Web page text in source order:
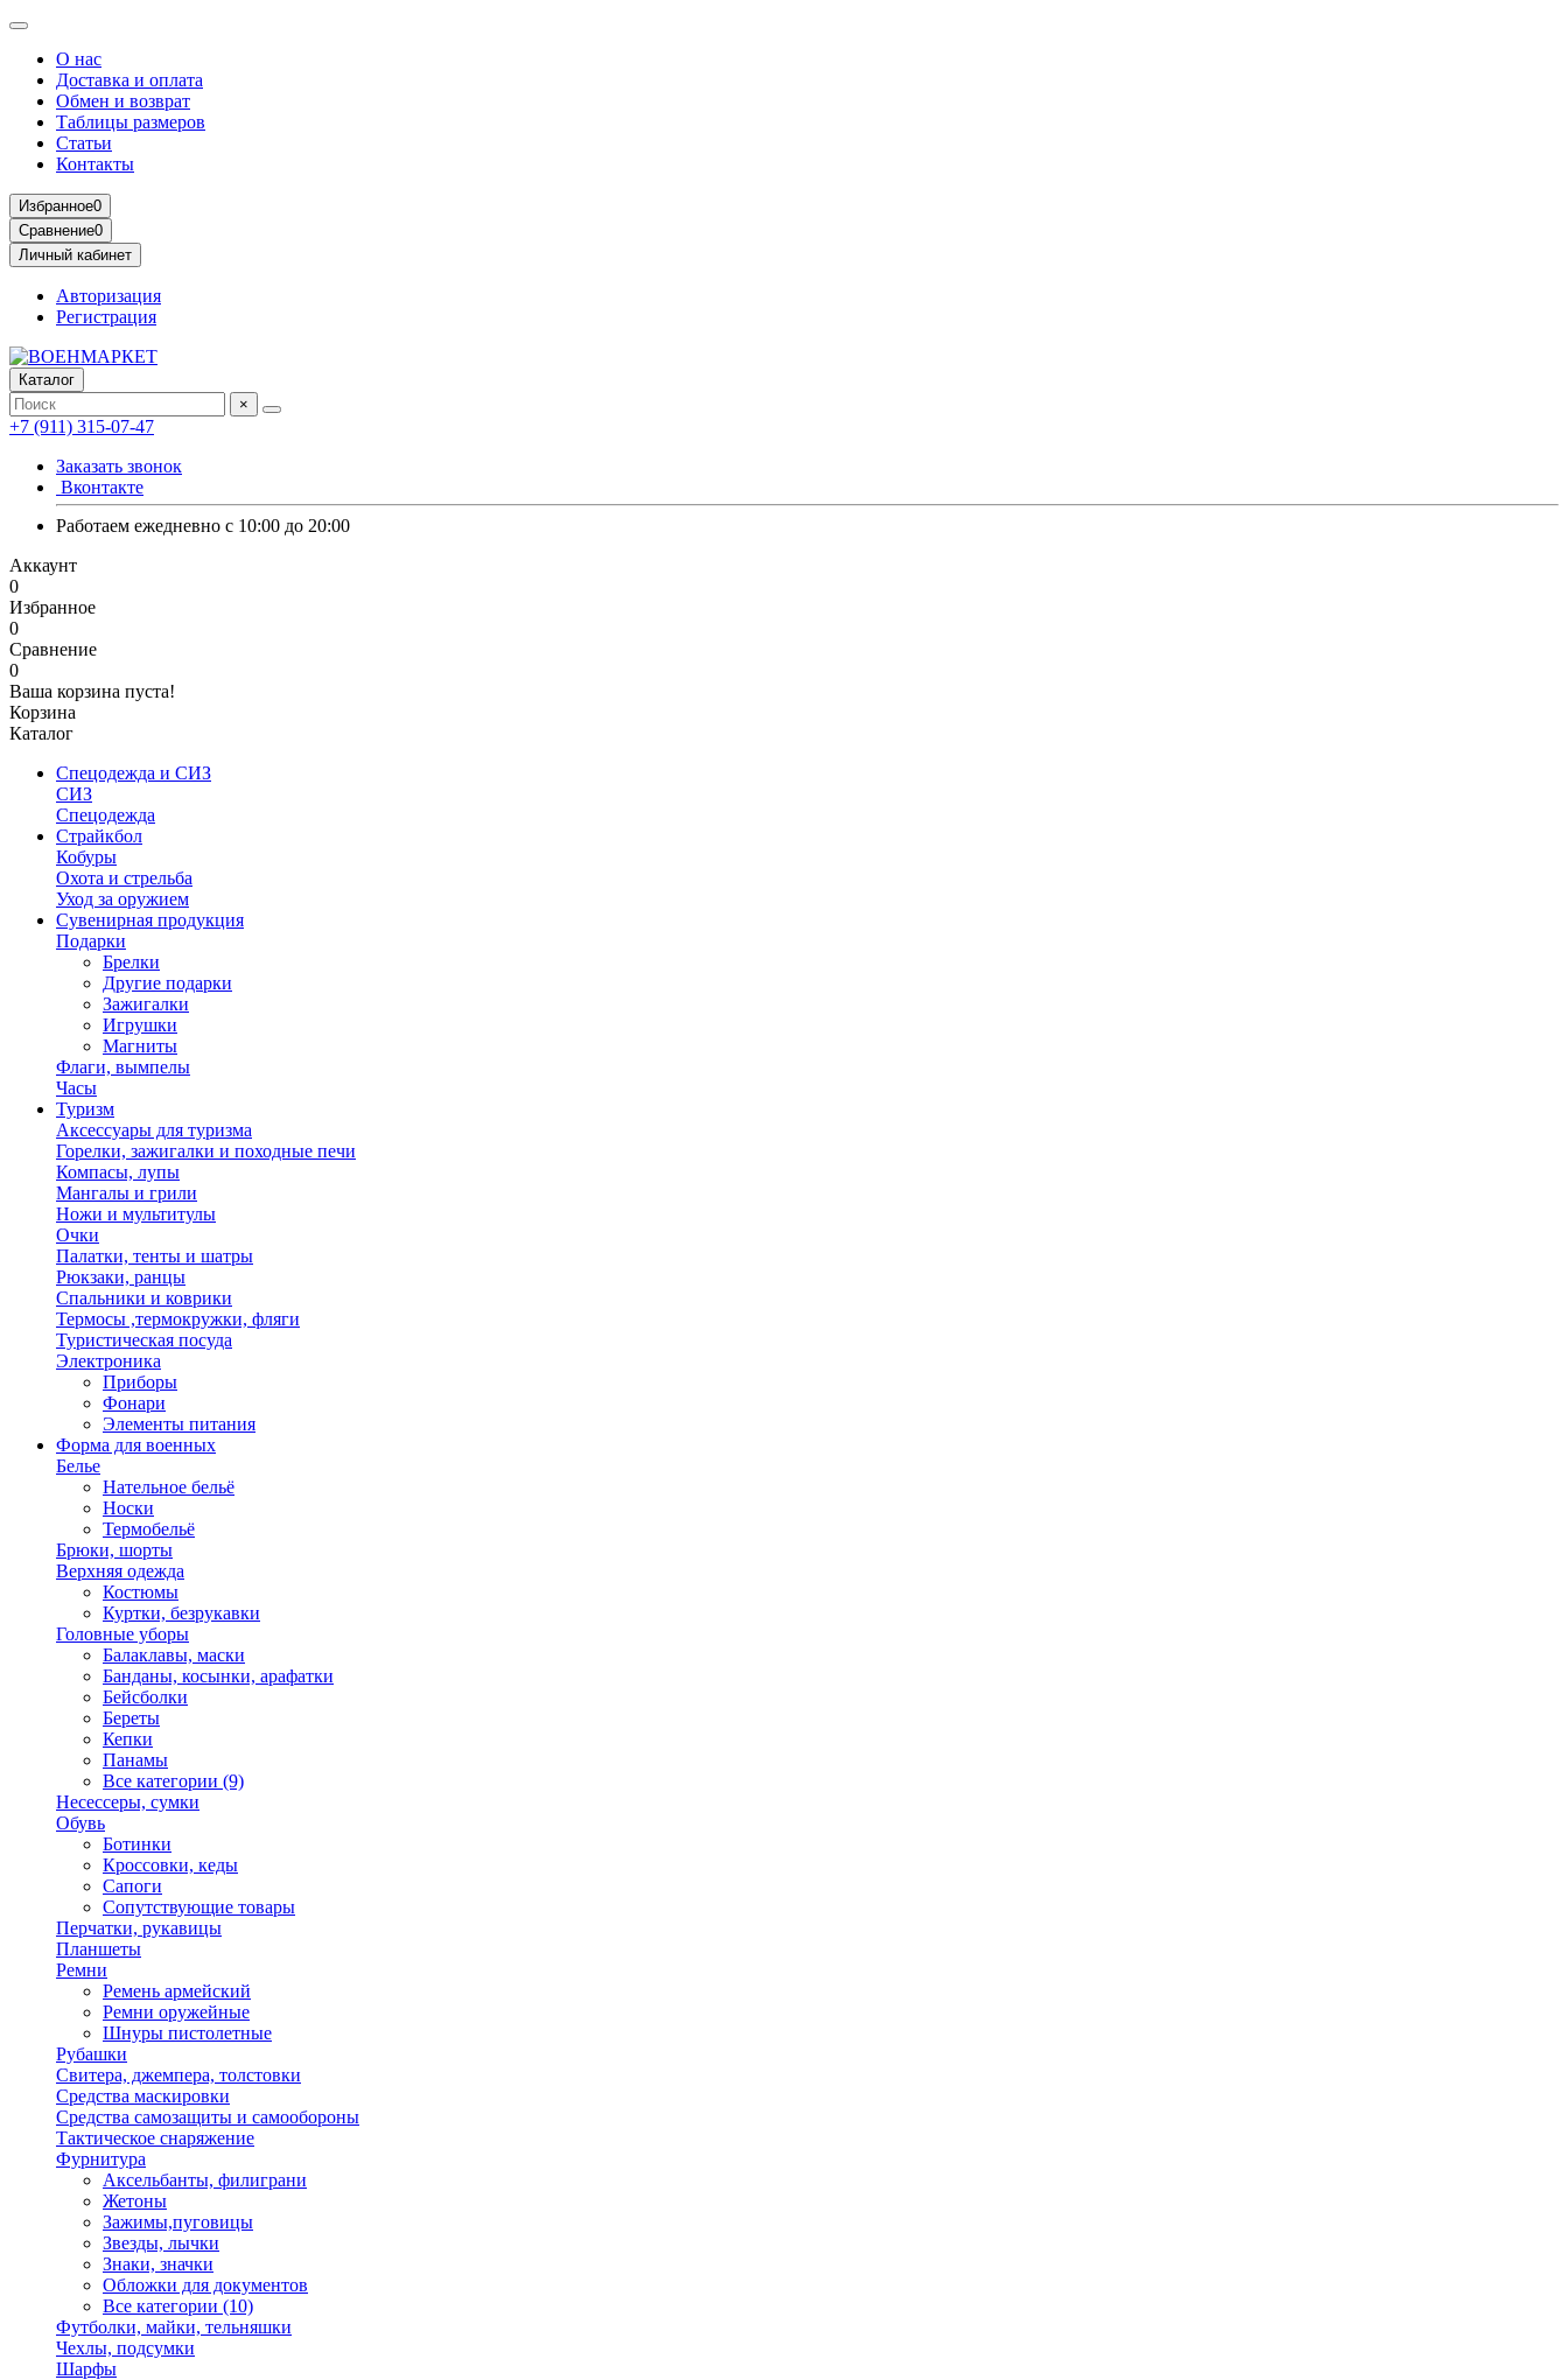
О нас
Доставка и оплата
Обмен и возврат
Таблицы размеров
Статьи
Контакты
Избранное0
Сравнение0
Личный кабинет
Авторизация
Регистрация
Каталог
×
+7 (911) 315-07-47
Заказать звонок
Вконтакте
Работаем ежедневно с 10:00 до 20:00
Аккаунт
0
Избранное
0
Сравнение
0
Ваша корзина пуста!
Корзина
Каталог
Спецодежда и СИЗ
СИЗ
Спецодежда
Страйкбол
Кобуры
Охота и стрельба
Уход за оружием
Сувенирная продукция
Подарки
Брелки
Другие подарки
Зажигалки
Игрушки
Магниты
Флаги, вымпелы
Часы
Туризм
Аксессуары для туризма
Горелки, зажигалки и походные печи
Компасы, лупы
Мангалы и грили
Ножи и мультитулы
Очки
Палатки, тенты и шатры
Рюкзаки, ранцы
Спальники и коврики
Термосы ,термокружки, фляги
Туристическая посуда
Электроника
Приборы
Фонари
Элементы питания
Форма для военных
Белье
Нательное бельё
Носки
Термобельё
Брюки, шорты
Верхняя одежда
Костюмы
Куртки, безрукавки
Головные уборы
Балаклавы, маски
Банданы, косынки, арафатки
Бейсболки
Береты
Кепки
Панамы
Все категории (9)
Несессеры, сумки
Обувь
Ботинки
Кроссовки, кеды
Сапоги
Сопутствующие товары
Перчатки, рукавицы
Планшеты
Ремни
Ремень армейский
Ремни оружейные
Шнуры пистолетные
Рубашки
Свитера, джемпера, толстовки
Средства маскировки
Средства самозащиты и самообороны
Тактическое снаряжение
Фурнитура
Аксельбанты, филиграни
Жетоны
Зажимы,пуговицы
Звезды, лычки
Знаки, значки
Обложки для документов
Все категории (10)
Футболки, майки, тельняшки
Чехлы, подсумки
Шарфы